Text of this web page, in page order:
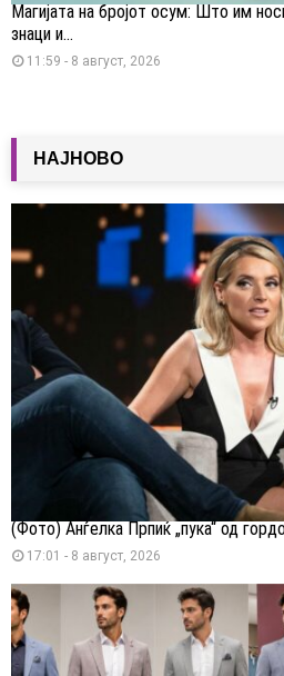
Магијата на бројот осум: Што им
знаци и...
11:59 - 8 август, 2026
НАЈНОВО
(Фото) Анѓелка Прпиќ „пука“ од
17:01 - 8 август, 2026